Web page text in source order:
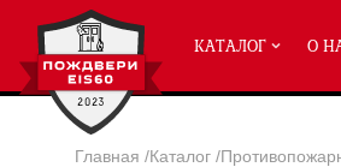
КАТАЛОГ О
Главная /Каталог /